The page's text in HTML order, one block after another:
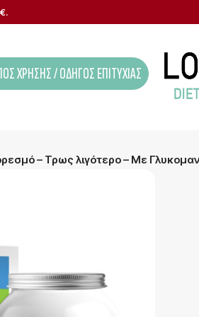
ΧΡΉΣΗΣ / ΟΔΗΓΌΣ ΕΠΙΤΥΧΊΑΣ
– Τρως λιγότερο – Με